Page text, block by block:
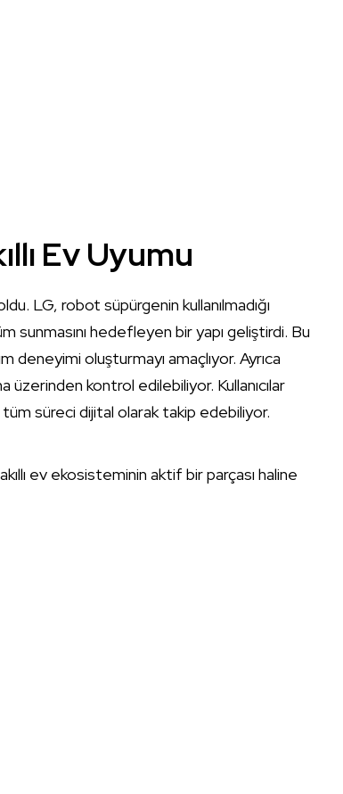
Ev Uyumu
LG, robot süpürgenin kullanılmadığı
sunmasını hedefleyen bir yapı geliştirdi. Bu
deneyimi oluşturmayı amaçlıyor. Ayrıca
üzerinden kontrol edilebiliyor. Kullanıcılar
süreci dijital olarak takip edebiliyor.
ev ekosisteminin aktif bir parçası haline